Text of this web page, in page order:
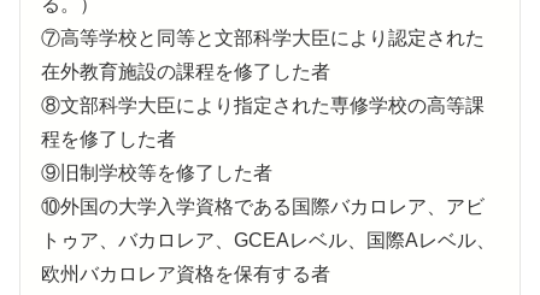
⑦高等学校と同等と文部科学大臣により認定された
在外教育施設の課程を修了した者
⑧文部科学大臣により指定された専修学校の高等課
程を修了した者
⑨旧制学校等を修了した者
⑩外国の大学入学資格である国際バカロレア、アビ
トゥア、バカロレア、GCEAレベル、国際Aレベル、
欧州バカロレア資格を保有する者